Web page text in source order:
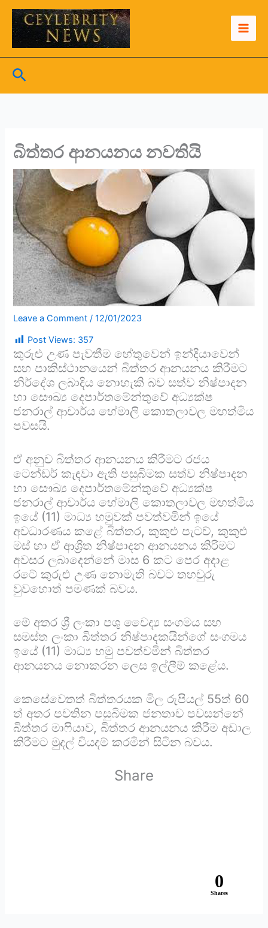
Skip
content
Search
බිත්තර ආනයනය නවතියි
Leave a Comment /12/01/2023
Post Views: 357
කුරුළු උණ පැවතීම හේතුවෙන් ඉන්දියාවෙන්
සහ පාකිස්ථානයෙන් බිත්තර ආනයනය කිරීමට
නිර්දේශ ලබාදිය නොහැකි බව සත්ව නිෂ්පාදන
හා සෞඛ්‍ය දෙපාර්තමේන්තුවේ අධ්‍යක්ෂ
ජනරාල් ආචාර්ය හේමාලි කොතලාවල මහත්මිය
පවසයි.
ඒ අනුව බිත්තර ආනයනය කිරීමට රජය
ටෙන්ඩර් කැඳවා ඇති පසුබිමක සත්ව නිෂ්පාදන
හා සෞඛ්‍ය දෙපාර්තමේන්තුවේ අධ්‍යක්ෂ
ජනරාල් ආචාර්ය හේමාලි කොතලාවල මහත්මිය
ඉයේ (11) මාධ්‍ය හමුවක් පවත්වමින් ඉයේ
අවධාරණය කළේ බිත්තර, කුකුළු පැටව්, කුකුළු
මස් හා ඒ ආශ්‍රිත නිෂ්පාදන ආනයනය කිරිමට
අවසර ලබාදෙන්නේ මාස 6 කට පෙර අදාළ
රටේ කුරුළු උණ නොමැති බවට තහවුරු
වුවහොත් පමණක් බවය.
මේ අතර ශ්‍රී ලංකා පශු වෛද්‍ය සංගමය සහ
සමස්ත ලංකා බිත්තර නිෂ්පාදකයින්ගේ සංගමය
ඉයේ (11) මාධ්‍ය හමු පවත්වමින් බිත්තර
ආනයනය නොකරන ලෙස ඉල්ලීම් කළේය.
කෙසේවෙතත් බිත්තරයක මිල රුපියල් 55ත් 60
ත් අතර පවතින පසුබිමක ජනතාව පවසන්නේ
බිත්තර මාෆියාව, බිත්තර ආනයනය කිරීම අඩාල
කිරීමට මුදල් වියදම් කරමින් සිටින බවය.
Share
0
Shares